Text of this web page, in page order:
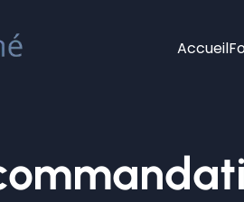
Accueil